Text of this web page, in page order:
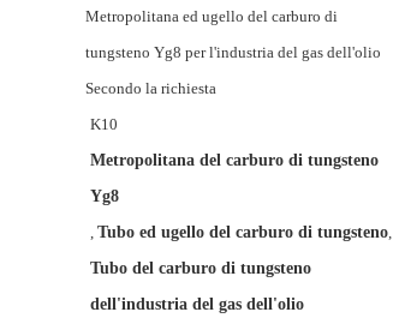
Metropolitana ed ugello del carburo di
tungsteno Yg8 per l'industria del gas dell'olio
Secondo la richiesta
K10
Metropolitana del carburo di tungsteno
Yg8
, Tubo ed ugello del carburo di tungsteno,
Tubo del carburo di tungsteno
dell'industria del gas dell'olio